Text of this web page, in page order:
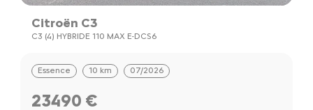
Citroën C3
C3 (4) HYBRIDE 110 MAX E-DCS6
Essence 10 km 07/2026
23490 €